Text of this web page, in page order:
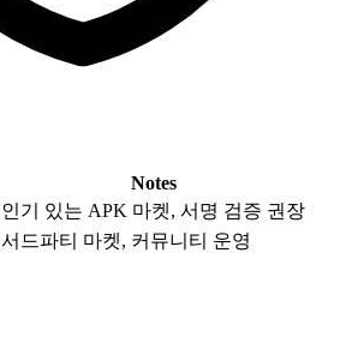
Notes
인기 있는 APK 마켓, 서명 검증 권장
서드파티 마켓, 커뮤니티 운영